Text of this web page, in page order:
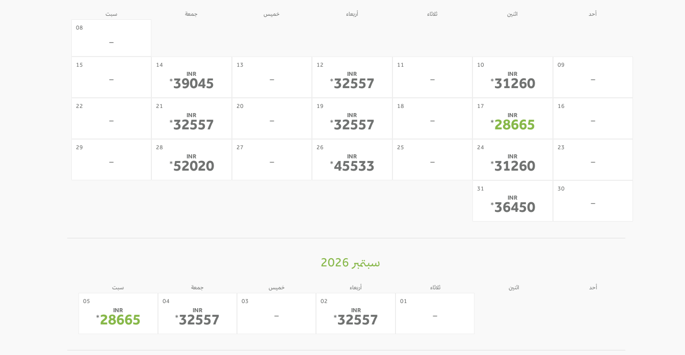
أحد اثنين ثلاثاء أربعاء خميس جمعة سبت
08
-
09
-
10
INR
31260
*
11
-
12
INR
32557
*
13
-
14
INR
39045
*
15
-
16
-
17
INR
28665
*
18
-
19
INR
32557
*
20
-
21
INR
32557
*
22
-
23
-
24
INR
31260
*
25
-
26
INR
45533
*
27
-
28
INR
52020
*
29
-
30
-
31
INR
36450
*
سبتمبر 2026
أحد اثنين ثلاثاء أربعاء خميس جمعة سبت
01
-
02
INR
32557
*
03
-
04
INR
32557
*
05
INR
28665
*